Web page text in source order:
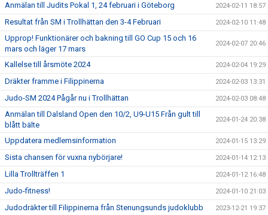
Anmälan till Judits Pokal 1, 24 februari i Göteborg 2024-02-11 18:57
Resultat från SM i Trollhättan den 3-4 Februari 2024-02-10 11:48
Upprop! Funktionärer och bakning till GO Cup 15 och 16
mars och läger 17 mars
2024-02-07 20:46
Kallelse till årsmöte 2024 2024-02-04 19:29
Dräkter framme i Filippinerna 2024-02-03 13:31
Judo-SM 2024 Pågår nu i Trollhättan 2024-02-03 08:48
Anmälan till Dalsland Open den 10/2, U9-U15 Från gult till
blått bälte
2024-01-24 20:38
Uppdatera medlemsinformation 2024-01-15 13:29
Sista chansen för vuxna nybörjare! 2024-01-14 12:13
Lilla Trollträffen 1 2024-01-12 16:48
Judo-fitness! 2024-01-10 21:03
Judodräkter till Filippinerna från Stenungsunds judoklubb 2023-12-21 19:37